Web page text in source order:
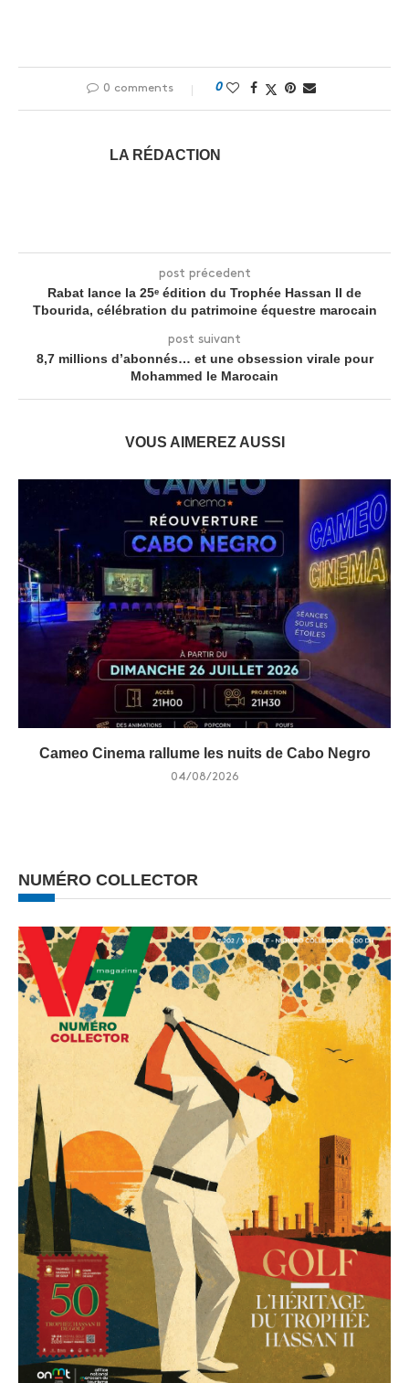
0 comments 0
LA RÉDACTION
post précedent
Rabat lance la 25ᵉ édition du Trophée Hassan II de
Tbourida, célébration du patrimoine équestre marocain
post suivant
8,7 millions d’abonnés… et une obsession virale pour
Mohammed le Marocain
VOUS AIMEREZ AUSSI
Cameo Cinema rallume les nuits de Cabo Negro
04/08/2026
NUMÉRO COLLECTOR